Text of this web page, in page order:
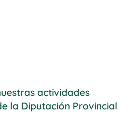
actividades
la Diputación Provincial